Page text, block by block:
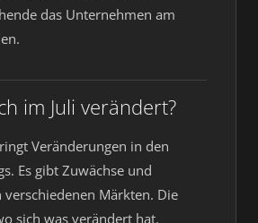
das Unternehmen am
im Juli verändert?
Veränderungen in den
Es gibt Zuwächse und
verschiedenen Märkten. Die
sich was verändert hat.